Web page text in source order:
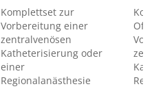
Komplettset zur
Vorbereitung einer
zentralvenösen
Katheterisierung oder
einer
Regionalanästhesie
Off-